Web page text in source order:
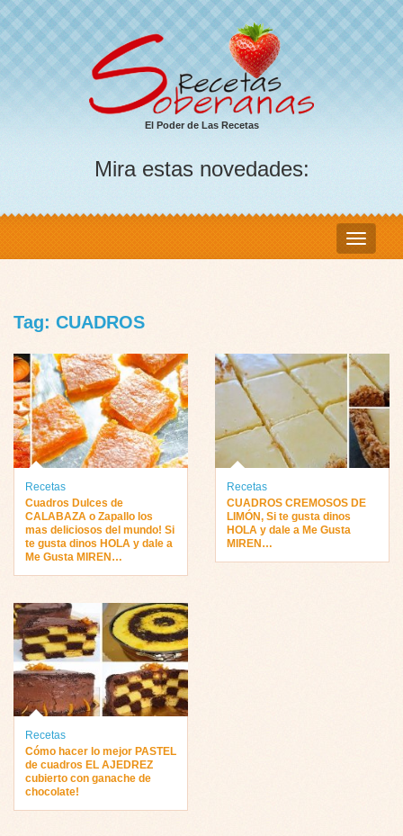
El Poder de Las Recetas
Mira estas novedades:
Tag: CUADROS
Recetas
Cuadros Dulces de
CALABAZA o Zapallo los
mas deliciosos del mundo! Si
te gusta dinos HOLA y dale a
Me Gusta MIREN…
Recetas
CUADROS CREMOSOS DE
LIMÓN, Si te gusta dinos
HOLA y dale a Me Gusta
MIREN…
Recetas
Cómo hacer lo mejor PASTEL
de cuadros EL AJEDREZ
cubierto con ganache de
chocolate!